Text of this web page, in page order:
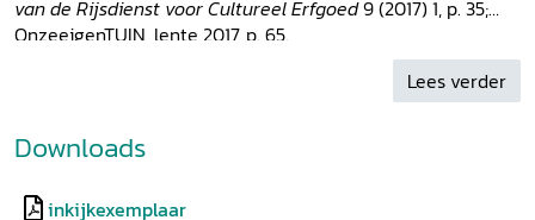
van de Rijsdienst voor Cultureel Erfgoed9 (2017) 1, p. 35;
OnzeeigenTUIN, lente 2017, p. 65.
Lees verder
Downloads
inkijkexemplaar